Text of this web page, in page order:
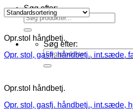
Søg efter:
Søg efter:
Opr.stol håndbetj.
Opr. stol, gasfj. håndbetj., int.sæde,
Opr.stol håndbetj.
Opr. stol, gasfj. håndbetj., int.sæde,